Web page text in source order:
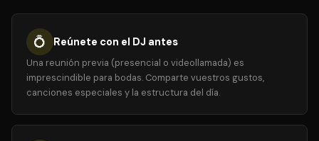
💍 Reúnete con el DJ antes
Una reunión previa (presencial o videollamada) es
imprescindible para bodas. Comparte vuestros gustos,
canciones especiales y la estructura del día.